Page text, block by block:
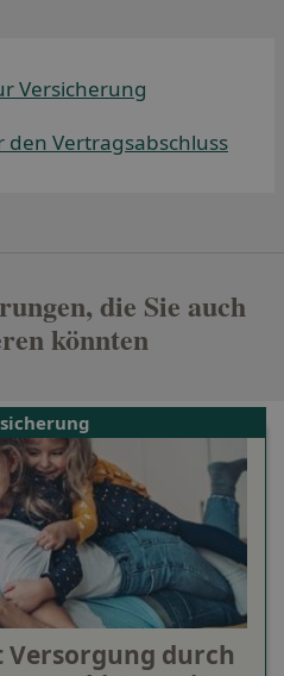
Versicherung
Vertragsabschluss
die Sie auch
könnten
durch